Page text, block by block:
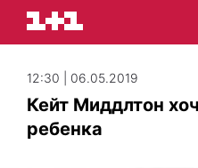
12:30 | 06.05.2019
Кейт Миддлтон
ребенка